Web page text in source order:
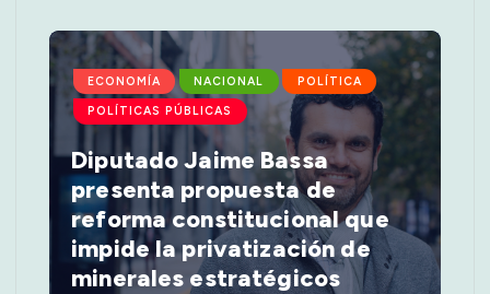
ECONOMÍA NACIONAL POLÍTICA
POLÍTICAS PÚBLICAS
Diputado Jaime Bassa
presenta propuesta de
reforma constitucional que
impide la privatización de
minerales estratégicos